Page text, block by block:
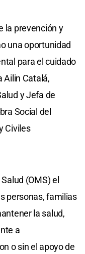
la prevención y
una oportunidad
para el cuidado
Ailin Catalá,
y Jefa de
Social del
Civiles
(OMS) el
personas, familias
la salud,
a
o sin el apoyo de